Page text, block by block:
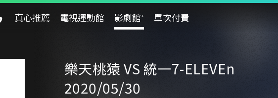
真心推薦 電視運動館 影劇館⁺ 單次付費
樂天桃猿 VS 統一7-ELEVEn
2020/05/30